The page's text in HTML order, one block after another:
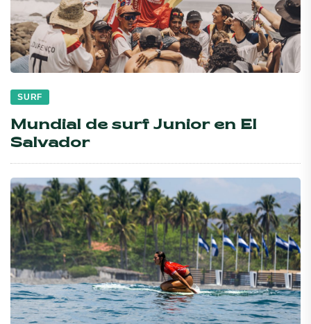
SURF
Mundial de surf Junior en El
Salvador